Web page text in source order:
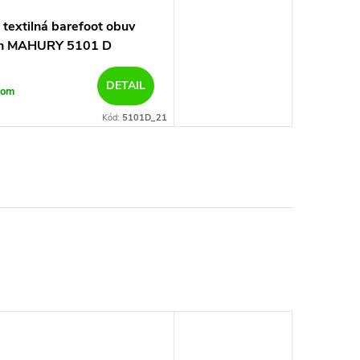
textilná barefoot obuv
MAHURY 5101 D
DETAIL
Kód: 5101D_21